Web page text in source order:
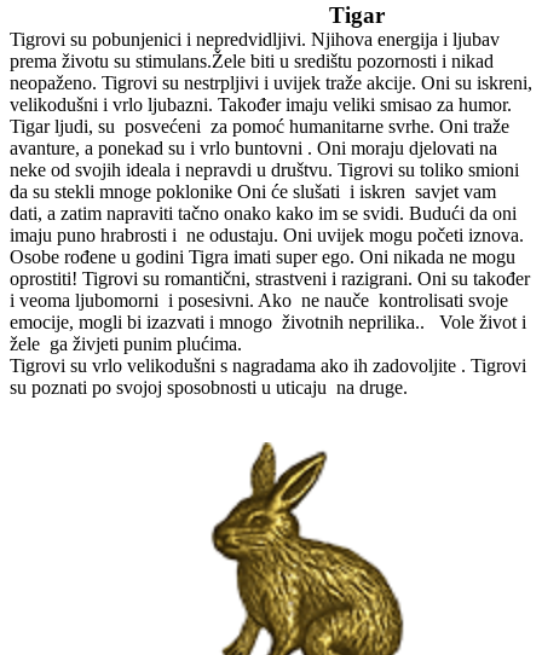
Tigar
Tigrovi su pobunjenici i nepredvidljivi. Njihova energija i ljubav
prema životu su stimulans.Žele biti u središtu pozornosti i nikad
neopaženo. Tigrovi su nestrpljivi i uvijek traže akcije. Oni su iskreni,
velikodušni i vrlo ljubazni. Također imaju veliki smisao za humor.
Tigar ljudi, su posvećeni za pomoć humanitarne svrhe. Oni traže
avanture, a ponekad su i vrlo buntovni . Oni moraju djelovati na
neke od svojih ideala i nepravdi u društvu. Tigrovi su toliko smioni
da su stekli mnoge poklonike Oni će slušati i iskren savjet vam
dati, a zatim napraviti tačno onako kako im se svidi. Budući da oni
imaju puno hrabrosti i ne odustaju. Oni uvijek mogu početi iznova.
Osobe rođene u godini Tigra imati super ego. Oni nikada ne mogu
oprostiti! Tigrovi su romantični, strastveni i razigrani. Oni su također
i veoma ljubomorni i posesivni. Ako ne nauče kontrolisati svoje
emocije, mogli bi izazvati i mnogo životnih neprilika.. Vole život i
žele ga živjeti punim plućima.
Tigrovi su vrlo velikodušni s nagradama ako ih zadovoljite . Tigrovi
su poznati po svojoj sposobnosti u uticaju na druge.